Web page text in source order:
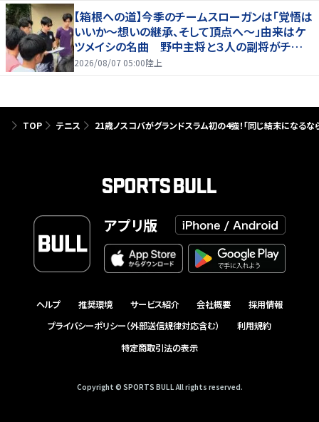
【箱根への道】今季のチームスローガンは「覚悟は
いいか～想いの継承、そして頂点へ～」由来はケ
ツメイシの名曲 野中主将と３人の副将がチーム
を引っ張る…夏合宿特集第１弾、国学院大
2026/08/07 05:00陸上
TOP テニス 21歳ノスコバがグランドスラム初の4強！「同じ結末になる
アプリ版
ヘルプ 推奨環境 サービス紹介 会社概要
採用情報
プライバシーポリシー（外部送信規律対応含む）
利用規約
特定商取引法の表示
Copyright © SPORTS BULL All rights reserved.